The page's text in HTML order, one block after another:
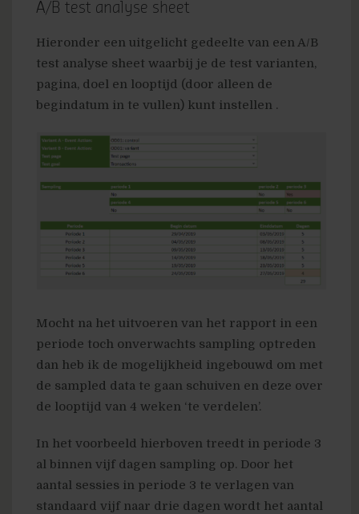
A/B test analyse sheet
Hieronder een uitgelicht gedeelte van een A/B
test analyse sheet waarbij je de test varianten,
pagina, doel en looptijd (door alleen de
begindatum in te vullen) kunt instellen .
Mocht na het uitvoeren van het rapport in een
periode toch onverwachts sampling optreden
dan heb ik de mogelijkheid ingebouwd om met
de sampled data te gaan schuiven en deze over
de looptijd van 4 weken ‘te verdelen’.
In het voorbeeld hierboven treedt in periode 3
al binnen vijf dagen sampling op. Door het
aantal sessies in periode 3 te verlagen van
standaard vijf naar drie dagen wordt het aantal